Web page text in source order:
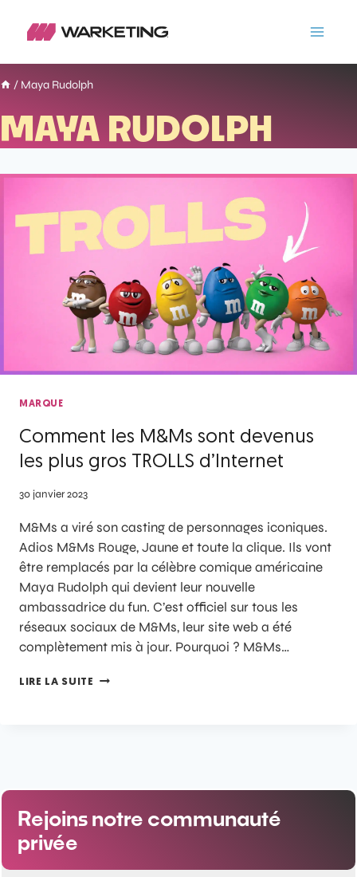
/ Maya Rudolph
MAYA RUDOLPH
MARQUE
Comment les M&Ms sont devenus
les plus gros TROLLS d’Internet
30 janvier 2023
M&Ms a viré son casting de personnages iconiques.
Adios M&Ms Rouge, Jaune et toute la clique. Ils vont
être remplacés par la célèbre comique américaine
Maya Rudolph qui devient leur nouvelle
ambassadrice du fun. C’est officiel sur tous les
réseaux sociaux de M&Ms, leur site web a été
complètement mis à jour. Pourquoi ? M&Ms…
LIRE LA SUITE
Rejoins notre communauté
privée